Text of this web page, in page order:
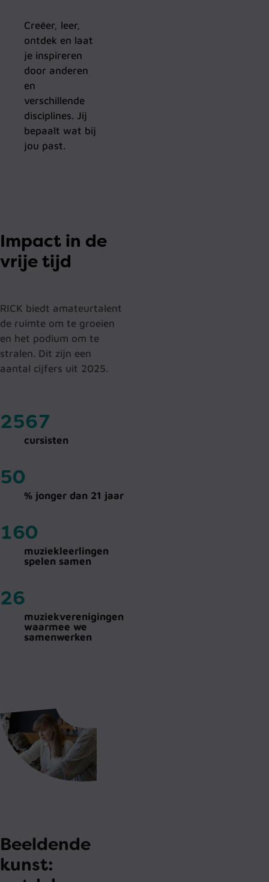
Creëer, leer,
ontdek en laat
je inspireren
door anderen
en
verschillende
disciplines. Jij
bepaalt wat bij
jou past.
Impact in de
vrije tijd
RICK biedt amateurtalent
de ruimte om te groeien
en het podium om te
stralen. Dit zijn een
aantal cijfers uit 2025.
2567
cursisten
50
% jonger dan 21 jaar
160
muziekleerlingen
spelen samen
26
muziekverenigingen
waarmee we
samenwerken
Beeldende
kunst: